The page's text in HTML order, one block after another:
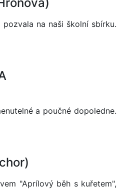
na naši školní sbírku.
a poučné dopoledne.
"Aprílový běh s kuřetem",